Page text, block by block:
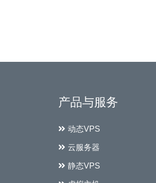
产品与服务
动态VPS
云服务器
静态VPS